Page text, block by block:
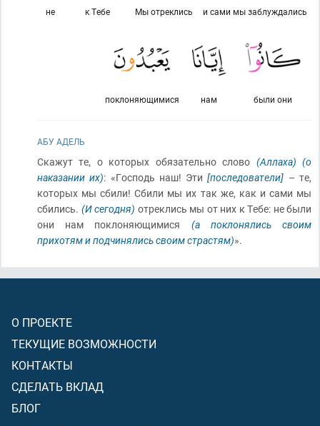
и сами мы заблуждались
Мы отреклись
к Тебе
не
были они
нам
поклоняющимися
АБУ АДЕЛЬ
Скажут те, о которых обязательно слово (Аллаха) (о
наказании их): «Господь наш! Эти[последователи] – те,
которых мы сбили! Сбили мы их так же, как и сами мы
сбились. (И сегодня) отреклись мы от них к Тебе: не были
они нам поклоняющимися (а поклонялись своим
прихотям и подчинялись своим страстям)».
О ПРОЕКТЕ
ТЕКУЩИЕ ВОЗМОЖНОСТИ
КОНТАКТЫ
СДЕЛАТЬ ВКЛАД
БЛОГ